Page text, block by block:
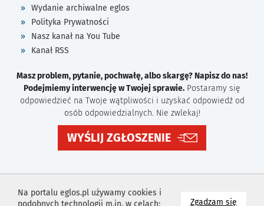
Zgadzam się
Na portalu eglos.pl używamy cookies i
podobnych technologii m.in. w celach:
Wydanie archiwalne eglos
Polityka Prywatności
Nasz kanał na You Tube
Kanał RSS
Masz problem, pytanie, pochwałę, albo skargę? Napisz do nas!
Podejmiemy interwencję w Twojej sprawie. Postaramy się
odpowiedzieć na Twoje wątpliwości i uzyskać odpowiedź od
osób odpowiedzialnych. Nie zwlekaj!
WYŚLIJ ZGŁOSZENIE